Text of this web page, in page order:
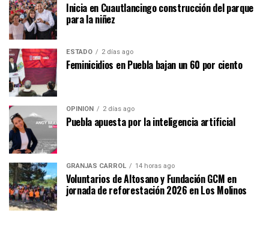
Inicia en Cuautlancingo construcción del parque
para la niñez
ESTADO 2 días ago
Feminicidios en Puebla bajan un 60 por ciento
OPINIÓN 2 días ago
Puebla apuesta por la inteligencia artificial
GRANJAS CARROL 14 horas ago
Voluntarios de Altosano y Fundación GCM en
jornada de reforestación 2026 en Los Molinos